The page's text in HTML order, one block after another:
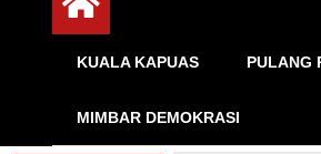
KUALA KAPUAS PULANG
MIMBAR DEMOKRASI